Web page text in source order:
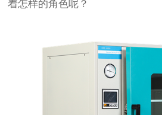
着怎样的角色呢？